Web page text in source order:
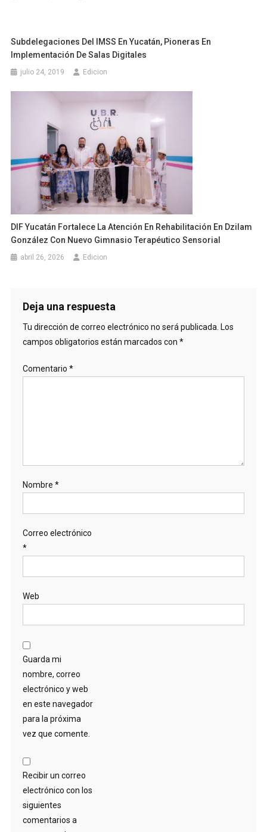
Subdelegaciones Del IMSS En Yucatán, Pioneras En
Implementación De Salas Digitales
julio 24, 2019 Edicion
DIF Yucatán Fortalece La Atención En Rehabilitación En Dzilam
González Con Nuevo Gimnasio Terapéutico Sensorial
abril 26, 2026 Edicion
Deja una respuesta
Tu dirección de correo electrónico no será publicada. Los
campos obligatorios están marcados con *
Comentario *
Nombre *
Correo electrónico
*
Web
Guarda mi
nombre, correo
electrónico y web
en este navegador
para la próxima
vez que comente.
Recibir un correo
electrónico con los
siguientes
comentarios a